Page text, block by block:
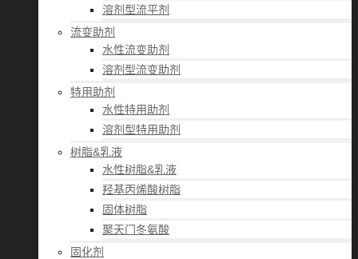
溶剂型流平剂
流变助剂
水性流变助剂
溶剂型流变助剂
特用助剂
水性特用助剂
溶剂型特用助剂
树脂&乳液
水性树脂&乳液
羟基丙烯酸树脂
固体树脂
聚天门冬氨酸
固化剂